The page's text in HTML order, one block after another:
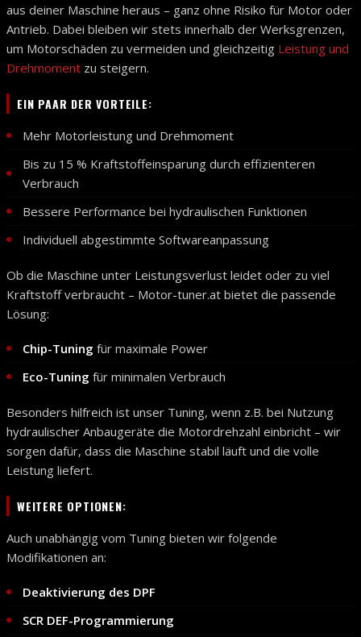
aus deiner Maschine heraus – ganz ohne Risiko für Motor oder
Antrieb. Dabei bleiben wir stets innerhalb der Werksgrenzen,
um Motorschäden zu vermeiden und gleichzeitig Leistung und
Drehmoment zu steigern.
EIN PAAR DER VORTEILE:
Mehr Motorleistung und Drehmoment
Bis zu 15 % Kraftstoffeinsparung durch effizienteren
Verbrauch
Bessere Performance bei hydraulischen Funktionen
Individuell abgestimmte Softwareanpassung
Ob die Maschine unter Leistungsverlust leidet oder zu viel
Kraftstoff verbraucht – Motor-tuner.at bietet die passende
Lösung:
Chip-Tuning für maximale Power
Eco-Tuning für minimalen Verbrauch
Besonders hilfreich ist unser Tuning, wenn z.B. bei Nutzung
hydraulischer Anbaugeräte die Motordrehzahl einbricht – wir
sorgen dafür, dass die Maschine stabil läuft und die volle
Leistung liefert.
WEITERE OPTIONEN:
Auch unabhängig vom Tuning bieten wir folgende
Modifikationen an:
Deaktivierung des DPF
SCR DEF-Programmierung